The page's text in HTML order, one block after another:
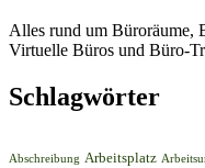
Alles rund um Büroräume,
Virtuelle Büros und Büro-
Schlagwörter
Abschreibung Arbeitsplatz